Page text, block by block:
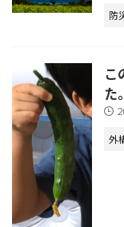
防
こ
た
外